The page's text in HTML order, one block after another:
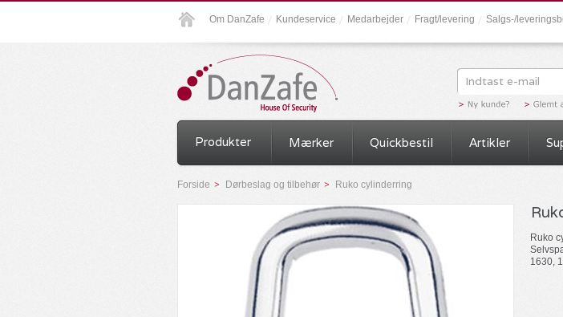
Om DanZafe Kundeservice Medarbejder Fragt/levering Salgs-/
Produkter Mærker Quickbestil Artikler
Forside Dørbeslag og tilbehør Ruko cylinderring
Ruko
1630,